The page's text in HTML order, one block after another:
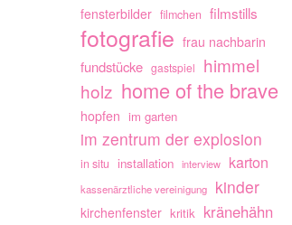
fensterbilder filmchen filmstills
fotografie frau nachbarin
fundstücke gastspiel
himmel
holz home of the brave
hopfen im garten
im zentrum der explosion
in situ installation interview karton
kassenärztliche vereinigung kinder
kirchenfenster kritik kränehähn